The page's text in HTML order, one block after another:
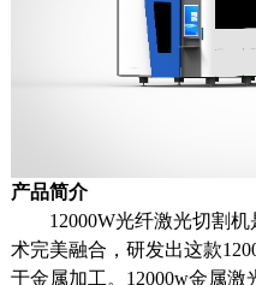
产品简介
12000W光纤激光切割机
术完美融合，研发出这款
于金属加工。12000w金属